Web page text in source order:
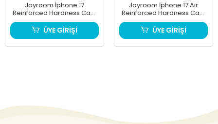
Joyroom İphone 17
Reinforced Hardness Cam
Ekran Koruyucu
ÜYE GİRİŞİ
Joyroom İphone 17 Air
Reinforced Hardness Cam
Ekran Koruyucu
ÜYE GİRİŞİ